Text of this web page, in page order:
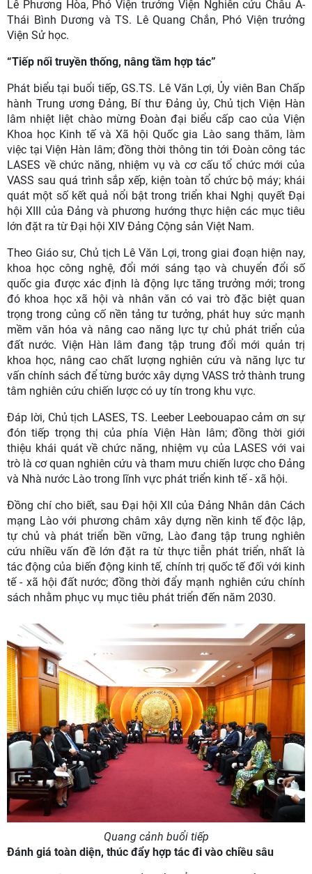
Lê Phương Hòa, Phó Viện trưởng Viện Nghiên cứu Châu Á-
Thái Bình Dương và TS. Lê Quang Chắn, Phó Viện trưởng
Viện Sử học.
“Tiếp nối truyền thống, nâng tầm hợp tác”
Phát biểu tại buổi tiếp, GS.TS. Lê Văn Lợi, Ủy viên Ban Chấp
hành Trung ương Đảng, Bí thư Đảng ủy, Chủ tịch Viện Hàn
lâm nhiệt liệt chào mừng Đoàn đại biểu cấp cao của Viện
Khoa học Kinh tế và Xã hội Quốc gia Lào sang thăm, làm
việc tại Viện Hàn lâm; đồng thời thông tin tới Đoàn công tác
LASES về chức năng, nhiệm vụ và cơ cấu tổ chức mới của
VASS sau quá trình sắp xếp, kiện toàn tổ chức bộ máy; khái
quát một số kết quả nổi bật trong triển khai Nghị quyết Đại
hội XIII của Đảng và phương hướng thực hiện các mục tiêu
lớn đặt ra từ Đại hội XIV Đảng Cộng sản Việt Nam.
Theo Giáo sư, Chủ tịch Lê Văn Lợi, trong giai đoạn hiện nay,
khoa học công nghệ, đổi mới sáng tạo và chuyển đổi số
quốc gia được xác định là động lực tăng trưởng mới; trong
đó khoa học xã hội và nhân văn có vai trò đặc biệt quan
trọng trong củng cố nền tảng tư tưởng, phát huy sức mạnh
mềm văn hóa và nâng cao năng lực tự chủ phát triển của
đất nước. Viện Hàn lâm đang tập trung đổi mới quản trị
khoa học, nâng cao chất lượng nghiên cứu và năng lực tư
vấn chính sách để từng bước xây dựng VASS trở thành trung
tâm nghiên cứu chiến lược có uy tín trong khu vực.
Đáp lời, Chủ tịch LASES, TS. Leeber Leebouapao cảm ơn sự
đón tiếp trọng thị của phía Viện Hàn lâm; đồng thời giới
thiệu khái quát về chức năng, nhiệm vụ của LASES với vai
trò là cơ quan nghiên cứu và tham mưu chiến lược cho Đảng
và Nhà nước Lào trong lĩnh vực phát triển kinh tế - xã hội.
Đồng chí cho biết, sau Đại hội XII của Đảng Nhân dân Cách
mạng Lào với phương châm xây dựng nền kinh tế độc lập,
tự chủ và phát triển bền vững, Lào đang tập trung nghiên
cứu nhiều vấn đề lớn đặt ra từ thực tiễn phát triển, nhất là
tác động của biến động kinh tế, chính trị quốc tế đối với kinh
tế - xã hội đất nước; đồng thời đẩy mạnh nghiên cứu chính
sách nhằm phục vụ mục tiêu phát triển đến năm 2030.
Quang cảnh buổi tiếp
Đánh giá toàn diện, thúc đẩy hợp tác đi vào chiều sâu